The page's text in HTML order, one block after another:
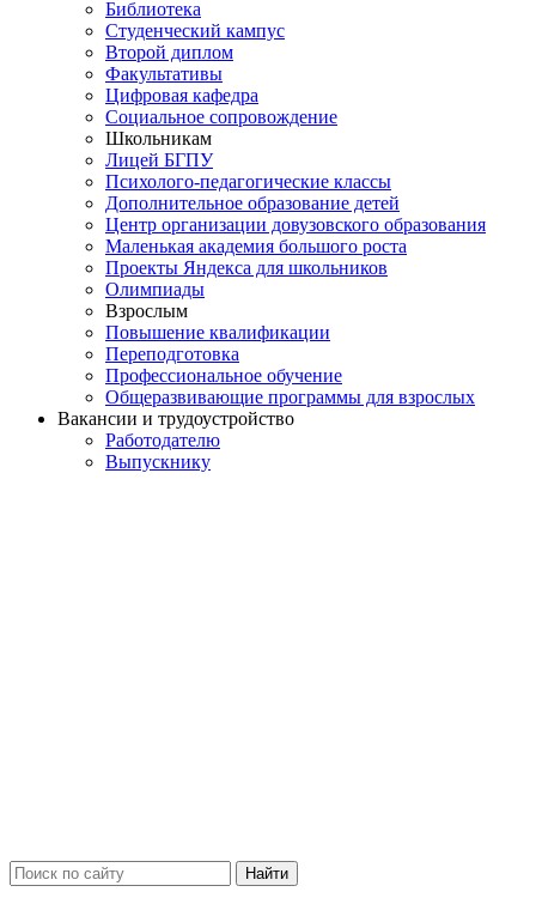
Библиотека
Студенческий кампус
Второй диплом
Факультативы
Цифровая кафедра
Социальное сопровождение
Школьникам
Лицей БГПУ
Психолого-педагогические классы
Дополнительное образование детей
Центр организации довузовского образования
Маленькая академия большого роста
Проекты Яндекса для школьников
Олимпиады
Взрослым
Повышение квалификации
Переподготовка
Профессиональное обучение
Общеразвивающие программы для взрослых
Вакансии и трудоустройство
Работодателю
Выпускнику
Найти